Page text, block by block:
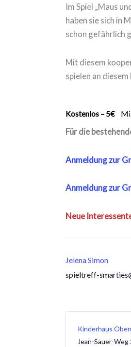
Im Spiel „Maus
haben sie sich in
schon gefährlich
Mit diesem
spielen an
Kostenlos – 5€
Für die
Anmeldung zur
Anmeldung zur
Neue
Jelena Simon
spieltreff-
Kinderhaus
Jean-Sauer-Weg